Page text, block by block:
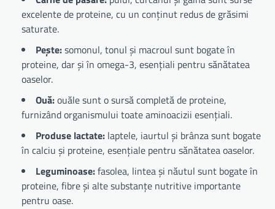
excelente de proteine, cu un conținut redus de grăsimi
saturate.
Pește:somonul, tonul și macroul sunt bogate în
proteine, dar și în omega-3, esențiali pentru sănătatea
oaselor.
Ouă:ouăle sunt o sursă completă de proteine,
furnizând organismului toate aminoacizii esențiali.
Produse lactate: laptele, iaurtul și brânza sunt bogate
în calciu și proteine, esențiale pentru sănătatea oaselor.
Leguminoase:fasolea, lintea și năutul sunt bogate în
proteine, fibre și alte substanțe nutritive importante
pentru oase.